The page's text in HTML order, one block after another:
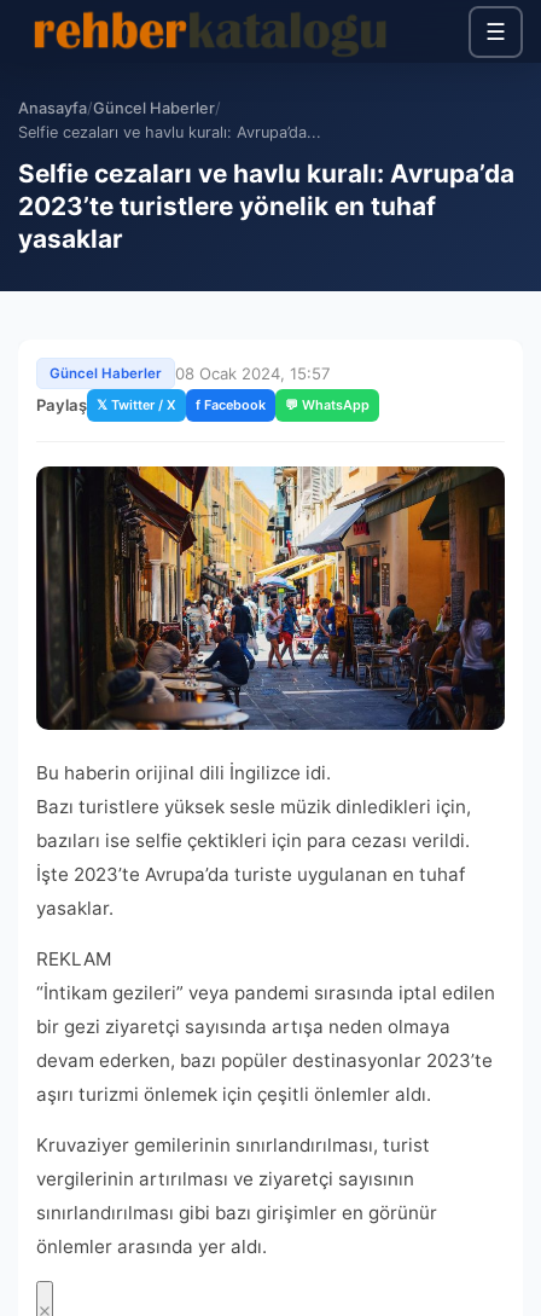
☰
Anasayfa/Güncel Haberler/
Selfie cezaları ve havlu kuralı: Avrupa’da...
Selfie cezaları ve havlu kuralı: Avrupa’da
2023’te turistlere yönelik en tuhaf
yasaklar
Güncel Haberler
08 Ocak 2024, 15:57
Paylaş 𝕏 Twitter / X f Facebook 💬 WhatsApp
Bu haberin orijinal dili İngilizce idi.
Bazı turistlere yüksek sesle müzik dinledikleri için,
bazıları ise selfie çektikleri için para cezası verildi.
İşte 2023’te Avrupa’da turiste uygulanan en tuhaf
yasaklar.
REKLAM
“İntikam gezileri” veya pandemi sırasında iptal edilen
bir gezi ziyaretçi sayısında artışa neden olmaya
devam ederken, bazı popüler destinasyonlar 2023’te
aşırı turizmi önlemek için çeşitli önlemler aldı.
Kruvaziyer gemilerinin sınırlandırılması, turist
vergilerinin artırılması ve ziyaretçi sayısının
sınırlandırılması gibi bazı girişimler en görünür
önlemler arasında yer aldı.